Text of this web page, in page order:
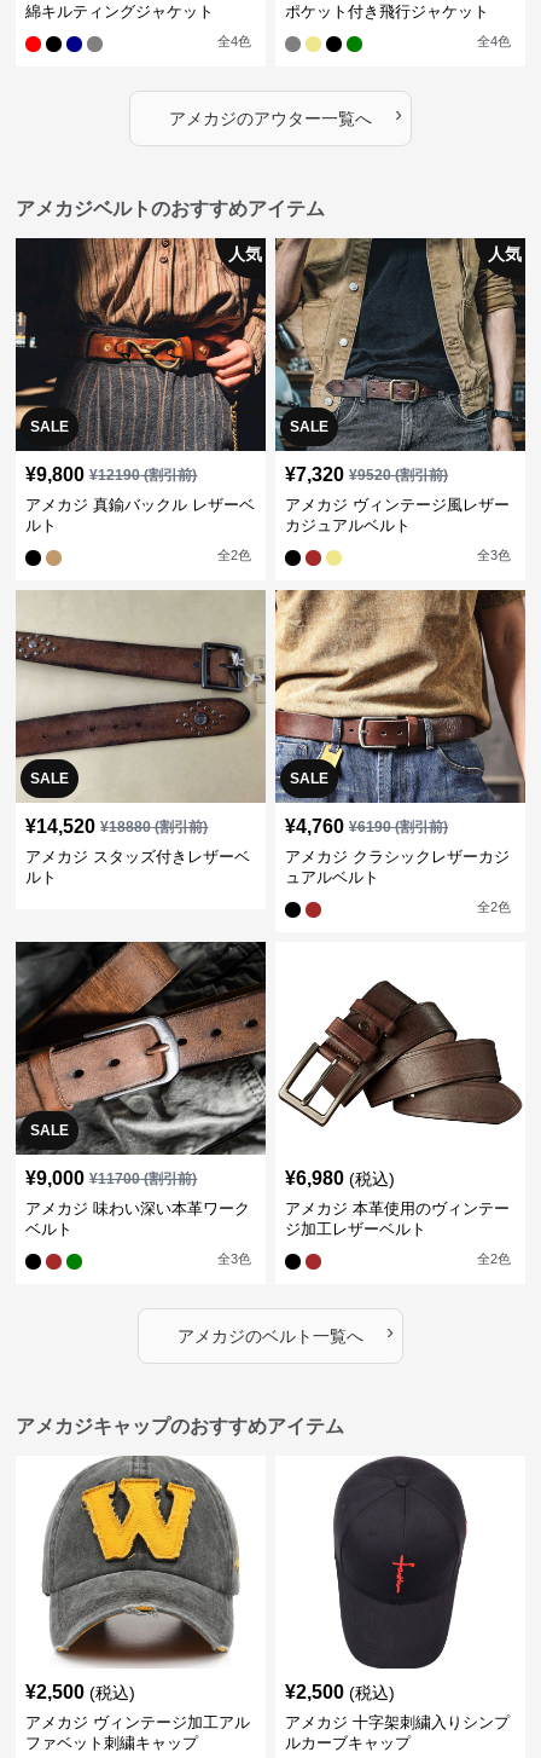
綿キルティングジャケット
全4色
ポケット付き飛行ジャケット
全4色
アメカジのアウター一覧へ ›
アメカジベルトのおすすめアイテム
SALE
人気
¥9,800 ¥12190(割引前)
アメカジ 真鍮バックル レザーベ
ルト
全2色
SALE
人気
¥7,320 ¥9520(割引前)
アメカジ ヴィンテージ風レザー
カジュアルベルト
全3色
SALE
¥14,520 ¥18880(割引前)
アメカジ スタッズ付きレザーベ
ルト
SALE
¥4,760 ¥6190(割引前)
アメカジ クラシックレザーカジ
ュアルベルト
全2色
SALE
¥9,000 ¥11700(割引前)
アメカジ 味わい深い本革ワーク
ベルト
全3色
¥6,980 (税込)
アメカジ 本革使用のヴィンテー
ジ加工レザーベルト
全2色
アメカジのベルト一覧へ ›
アメカジキャップのおすすめアイテム
¥2,500 (税込)
アメカジ ヴィンテージ加工アル
ファベット刺繍キャップ
¥2,500 (税込)
アメカジ 十字架刺繍入りシンプ
ルカーブキャップ